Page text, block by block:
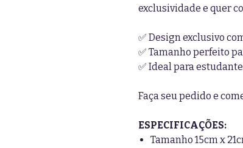
exclusividade e quer
✅ Design exclusivo
✅ Tamanho perfeito
✅ Ideal para
Faça seu pedido e
ESPECIFICAÇÕES:
Tamanho 15cm x